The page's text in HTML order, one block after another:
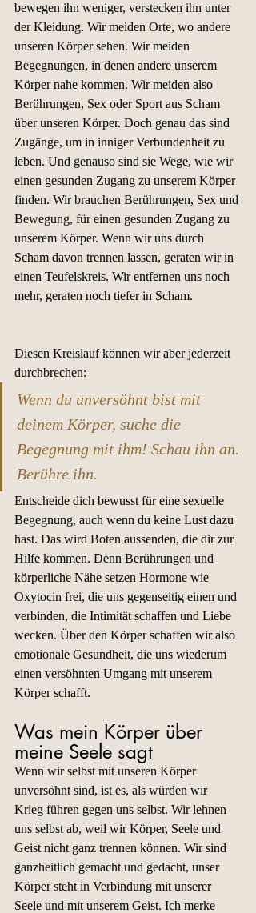
bewegen ihn weniger, verstecken ihn unter
der Kleidung. Wir meiden Orte, wo andere
unseren Körper sehen. Wir meiden
Begegnungen, in denen andere unserem
Körper nahe kommen. Wir meiden also
Berührungen, Sex oder Sport aus Scham
über unseren Körper. Doch genau das sind
Zugänge, um in inniger Verbundenheit zu
leben. Und genauso sind sie Wege, wie wir
einen gesunden Zugang zu unserem Körper
finden. Wir brauchen Berührungen, Sex und
Bewegung, für einen gesunden Zugang zu
unserem Körper. Wenn wir uns durch
Scham davon trennen lassen, geraten wir in
einen Teufelskreis. Wir entfernen uns noch
mehr, geraten noch tiefer in Scham.
Diesen Kreislauf können wir aber jederzeit
durchbrechen:
Wenn du unversöhnt bist mit
deinem Körper, suche die
Begegnung mit ihm! Schau ihn an.
Berühre ihn.
Entscheide dich bewusst für eine sexuelle
Begegnung, auch wenn du keine Lust dazu
hast. Das wird Boten aussenden, die dir zur
Hilfe kommen. Denn Berührungen und
körperliche Nähe setzen Hormone wie
Oxytocin frei, die uns gegenseitig einen und
verbinden, die Intimität schaffen und Liebe
wecken. Über den Körper schaffen wir also
emotionale Gesundheit, die uns wiederum
einen versöhnten Umgang mit unserem
Körper schafft.
Was mein Körper über
meine Seele sagt
Wenn wir selbst mit unseren Körper
unversöhnt sind, ist es, als würden wir
Krieg führen gegen uns selbst. Wir lehnen
uns selbst ab, weil wir Körper, Seele und
Geist nicht ganz trennen können. Wir sind
ganzheitlich gemacht und gedacht, unser
Körper steht in Verbindung mit unserer
Seele und mit unserem Geist. Ich merke